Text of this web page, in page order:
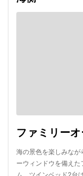
ファミリー
海の景色を楽しみなが
ーウィンドウを備え
ム。ツインベッド2台